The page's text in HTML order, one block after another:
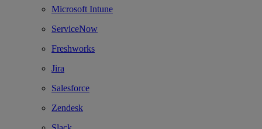
Microsoft Intune
ServiceNow
Freshworks
Jira
Salesforce
Zendesk